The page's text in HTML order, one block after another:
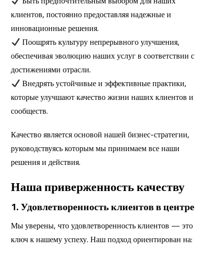
клиентов, постоянно предоставляя надежные и
инновационные решения.
Поощрять культуру непрерывного улучшения,
обеспечивая эволюцию наших услуг в соответствии с
достижениями отрасли.
Внедрять устойчивые и эффективные практики,
которые улучшают качество жизни наших клиентов и
сообществ.
Качество является основой нашей бизнес-стратегии,
руководствуясь которым мы принимаем все наши
решения и действия.
Наша приверженность качеству
1. Удовлетворенность клиентов в центре
Мы уверены, что удовлетворенность клиентов — это
ключ к нашему успеху. Наш подход ориентирован на: